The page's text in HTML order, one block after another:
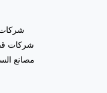
شركات
شركات
مصانع